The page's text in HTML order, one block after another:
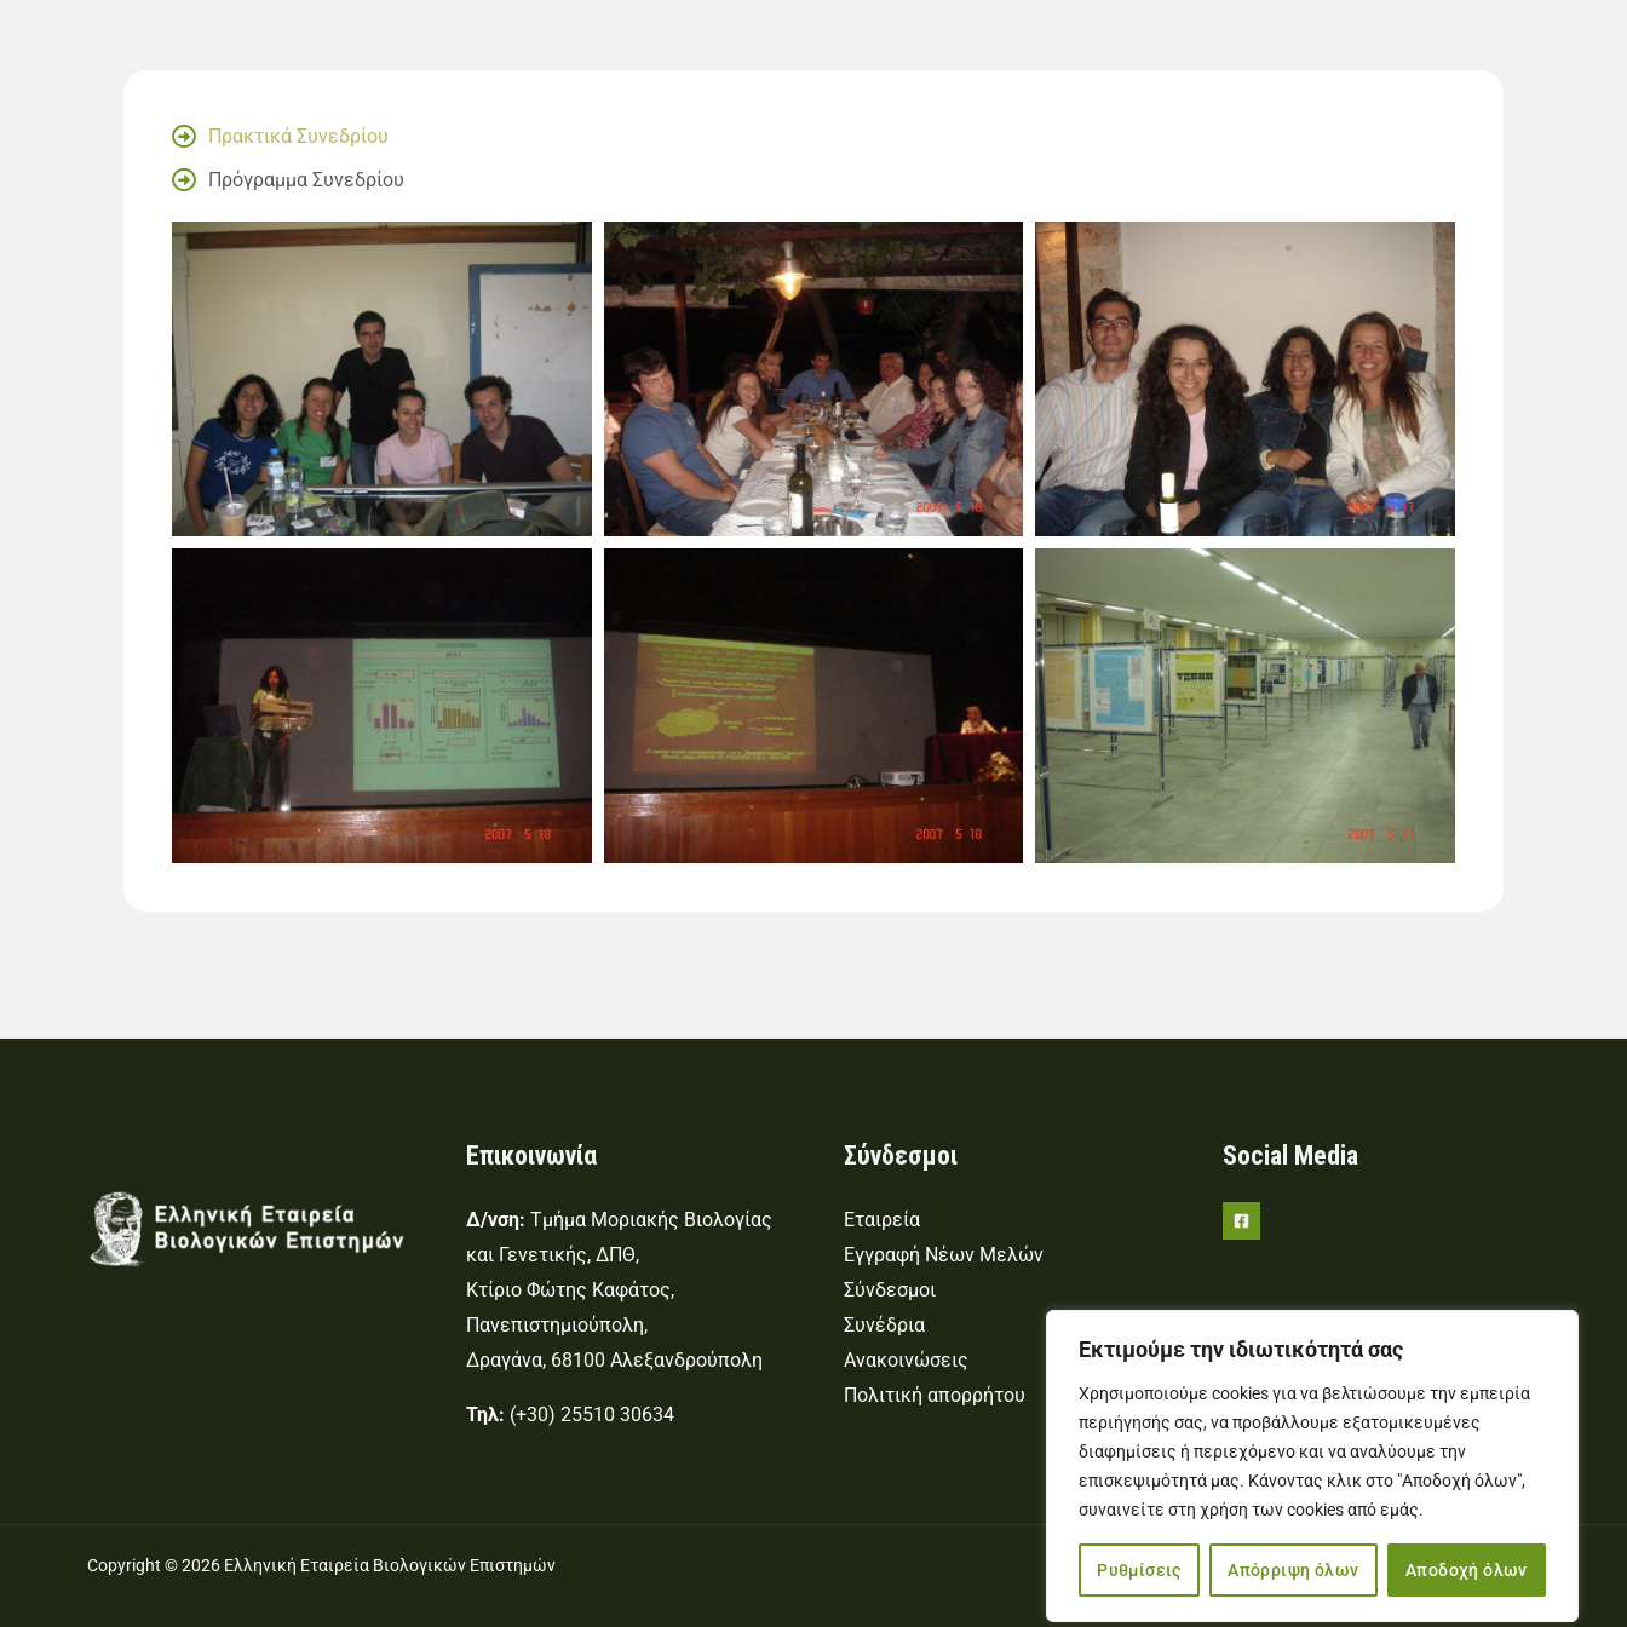
Εκτιμούμε την ιδιωτικότητά σας
Χρησιμοποιούμε cookies για να βελτιώσουμε την εμπειρία
περιήγησής σας, να προβάλλουμε εξατομικευμένες
διαφημίσεις ή περιεχόμενο και να αναλύουμε την
επισκεψιμότητά μας. Κάνοντας κλικ στο "Αποδοχή όλων",
συναινείτε στη χρήση των cookies από εμάς.
Ρυθμίσεις Απόρριψη όλων Αποδοχή όλων
Πρακτικά Συνεδρίου
Πρόγραμμα Συνεδρίου
Επικοινωνία
Δ/νση: Τμήμα Μοριακής Βιολογίας
και Γενετικής, ΔΠΘ,
Kτίριο Φώτης Καφάτος,
Πανεπιστημιούπολη,
Δραγάνα, 68100 Αλεξανδρούπολη
Τηλ: (+30) 25510 30634
Σύνδεσμοι
Εταιρεία
Εγγραφή Νέων Μελών
Σύνδεσμοι
Συνέδρια
Ανακοινώσεις
Πολιτική απορρήτου
Social Media
Copyright © 2026 Ελληνική Εταιρεία Βιολογικών Επιστημών κατασκευή ιστοσελίδωνwww.cmd.gr